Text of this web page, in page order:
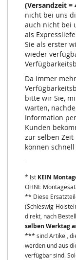
(Versandzeit =
nicht bei uns
auch nicht bei
als
Sie als erster
wieder
Da immer
bitte wir Sie,
warten,
Information
Kunden
zur selben
können
* Ist KEIN
OHNE
** Diese
(Schleswig-
direkt, nach
selben Werktag
*** sind Artikel,
werden und aus
verfügbar sind.